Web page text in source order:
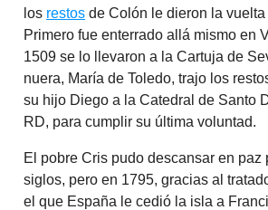
los restos de Colón le dieron la vuelta
Primero fue enterrado allá mismo en
1509 se lo llevaron a la Cartuja de
nuera, María de Toledo, trajo los
su hijo Diego a la Catedral de Santo
RD, para cumplir su última voluntad.
El pobre Cris pudo descansar en paz
siglos, pero en 1795, gracias al
el que España le cedió la isla a